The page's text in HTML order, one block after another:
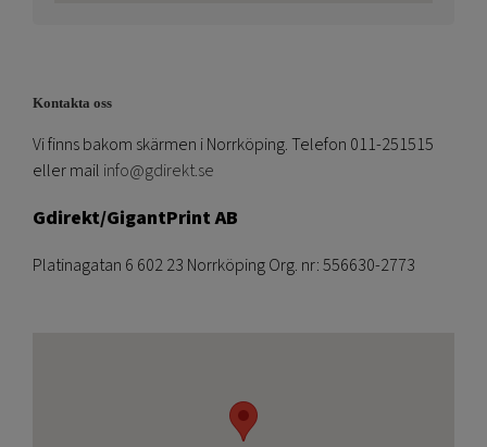
Kontakta oss
Vi finns bakom skärmen i Norrköping. Telefon 011-251515
eller mail info@gdirekt.se
Gdirekt/GigantPrint AB
Platinagatan 6 602 23 Norrköping Org. nr: 556630-2773